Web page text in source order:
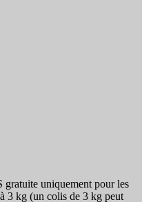
uniquement pour les
3 kg (un colis de 3 kg peut